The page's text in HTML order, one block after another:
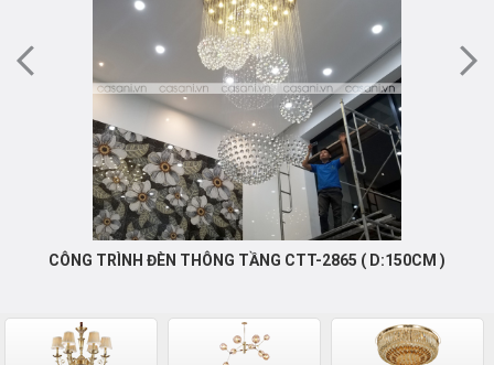
CÔNG TRÌNH ĐÈN THÔNG TẦNG CTT-2865 ( D:150CM )